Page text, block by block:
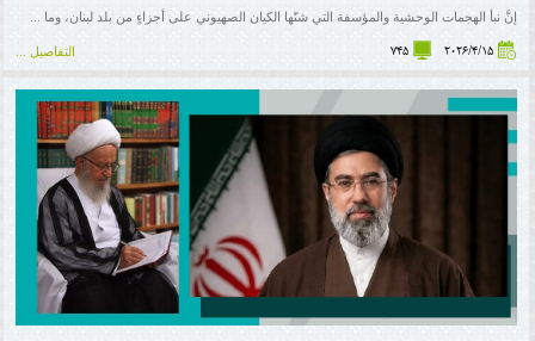
إنَّ نبأ الهجمات الوحشية والمؤسفة التي شنّها الكيان الصهيوني على أجزاءٍ من بلد لبنان، وما ...
2026/4/15
745 التفاصيل ...